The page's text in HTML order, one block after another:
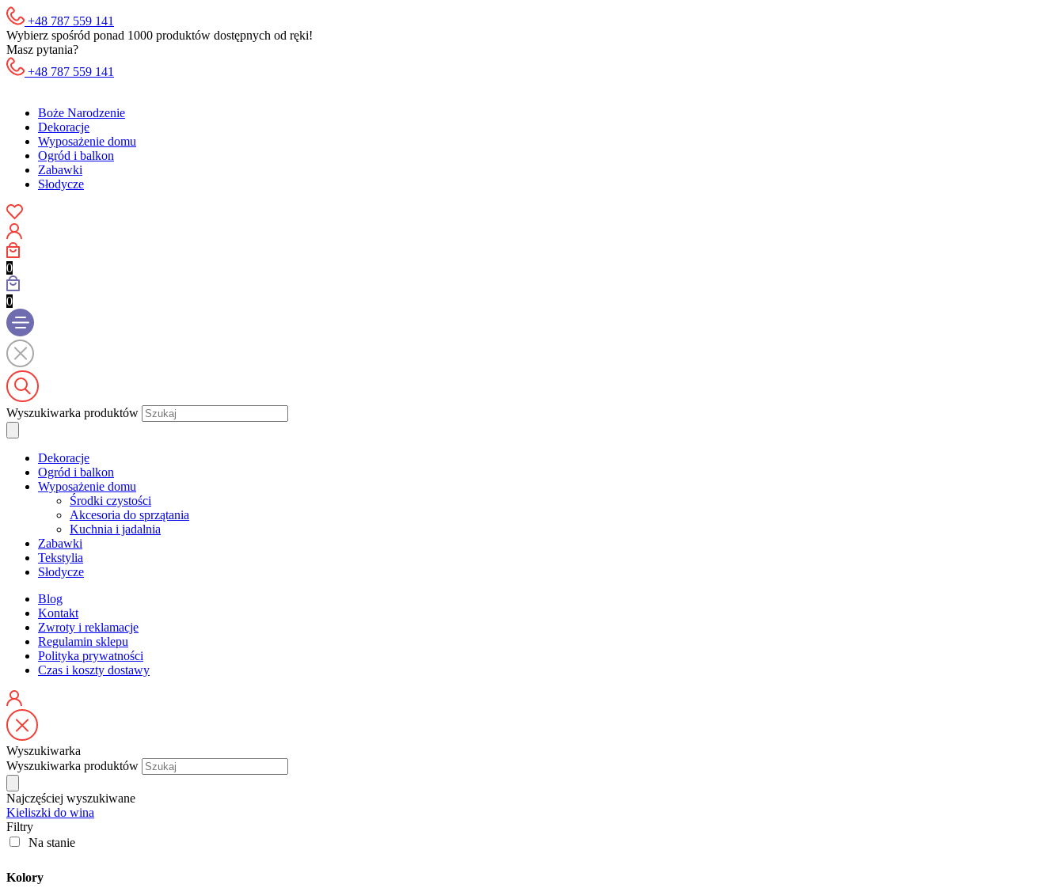
+48 787 559 141
Wybierz spośród ponad 1000 produktów dostępnych od ręki!
Masz pytania?
+48 787 559 141
Boże Narodzenie
Dekoracje
Wyposażenie domu
Ogród i balkon
Zabawki
Słodycze
0
0
Wyszukiwarka produktów
Dekoracje
Ogród i balkon
Wyposażenie domu
Środki czystości
Akcesoria do sprzątania
Kuchnia i jadalnia
Zabawki
Tekstylia
Słodycze
Blog
Kontakt
Zwroty i reklamacje
Regulamin sklepu
Polityka prywatności
Czas i koszty dostawy
Wyszukiwarka
Wyszukiwarka produktów
Najczęściej wyszukiwane
Kieliszki do wina
Filtry
Na stanie
Kolory